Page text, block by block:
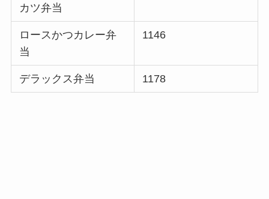
カツ弁当
ロースかつカレー弁
当
1146
デラックス弁当 1178